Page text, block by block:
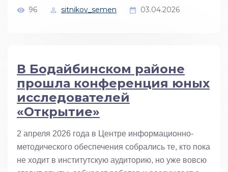
96 sitnikov_semen 03.04.2026
В Бодайбинском районе
прошла конференция юных
исследователей
«Открытие»
2 апреля 2026 года в Центре информационно-
методического обеспечения собрались те, кто пока
не ходит в институтскую аудиторию, но уже вовсю